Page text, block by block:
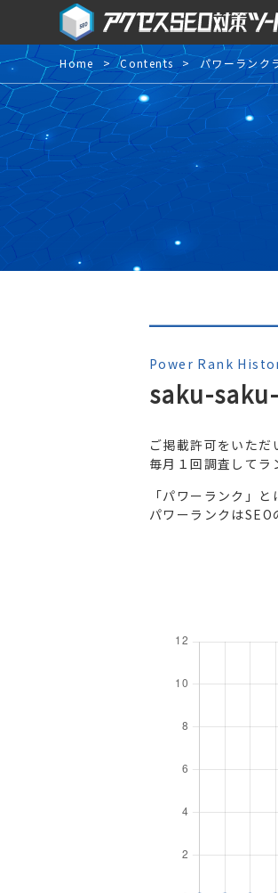
Home Contents パワーランク
Power Rank
saku-
ご掲載許可をいた
毎月１回調査してラ
「パワーランク」
パワーランクはSEO